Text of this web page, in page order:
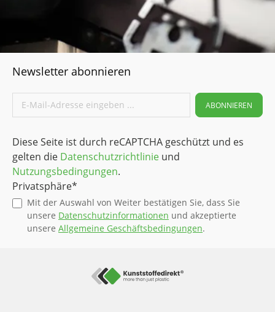
Newsletter abonnieren
ABONNIEREN
Diese Seite ist durch reCAPTCHA geschützt und es
gelten die Datenschutzrichtlinie und
Nutzungsbedingungen.
Privatsphäre*
Mit der Auswahl von Weiter bestätigen Sie, dass Sie
unsere Datenschutzinformationen und akzeptierte
unsere Allgemeine Geschäftsbedingungen.